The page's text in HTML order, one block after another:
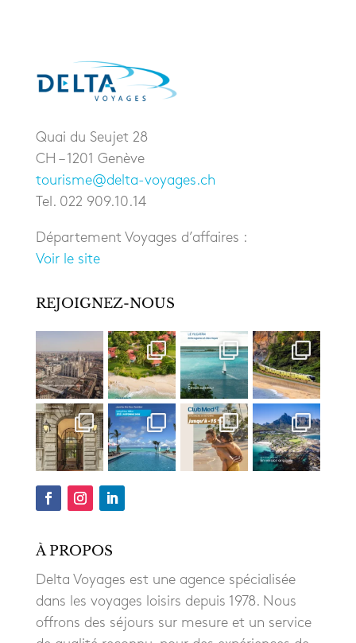
Quai du Seujet 28
CH – 1201 Genève
tourisme@delta-voyages.ch
Tel. 022 909.10.14
Département Voyages d’affaires :
Voir le site
REJOIGNEZ-NOUS
À PROPOS
Delta Voyages est une agence spécialisée
dans les voyages loisirs depuis 1978. Nous
offrons des séjours sur mesure et un service